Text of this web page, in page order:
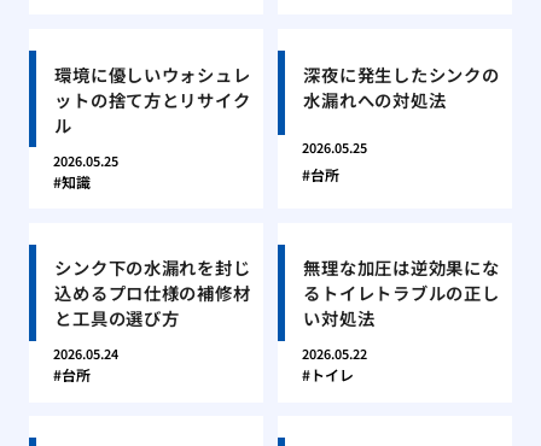
環境に優しいウォシュレ
ットの捨て方とリサイク
ル
2026.05.25
知識
深夜に発生したシンクの
水漏れへの対処法
2026.05.25
台所
シンク下の水漏れを封じ
込めるプロ仕様の補修材
と工具の選び方
2026.05.24
台所
無理な加圧は逆効果にな
るトイレトラブルの正し
い対処法
2026.05.22
トイレ